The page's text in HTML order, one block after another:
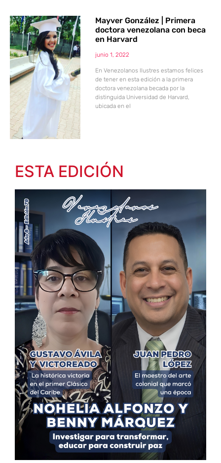
Mayver González | Primera
doctora venezolana con beca
en Harvard
junio 1, 2022
En Venezolanos Ilustres estamos felices
de tener en esta edición a la primera
doctora venezolana becada por la
distinguida Universidad de Harvard,
ubicada en el
ESTA EDICIÓN